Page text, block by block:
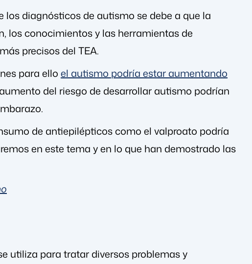
diagnósticos de autismo se debe a que la
los conocimientos y las herramientas de
precisos del TEA.
para ello el autismo podría estar aumentando
del riesgo de desarrollar autismo podrían
de antiepilépticos como el valproato podría
en este tema y en lo que han demostrado las
utiliza para tratar diversos problemas y